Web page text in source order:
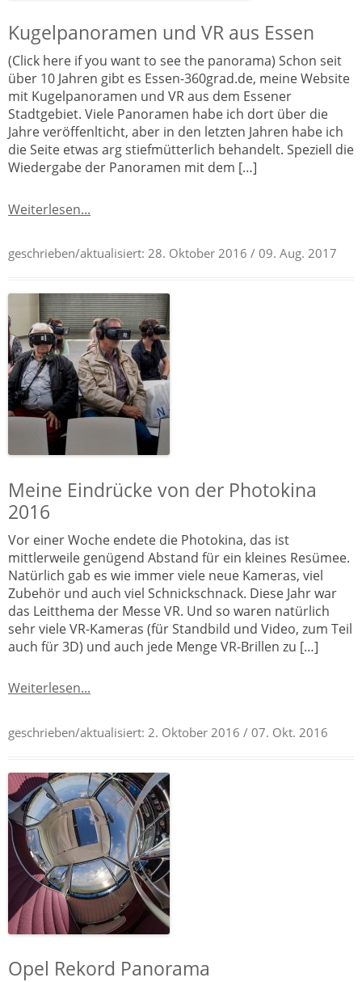
Kugelpanoramen und VR aus Essen
(Click here if you want to see the panorama) Schon seit
über 10 Jahren gibt es Essen-360grad.de, meine Website
mit Kugelpanoramen und VR aus dem Essener
Stadtgebiet. Viele Panoramen habe ich dort über die
Jahre veröffenlticht, aber in den letzten Jahren habe ich
die Seite etwas arg stiefmütterlich behandelt. Speziell die
Wiedergabe der Panoramen mit dem […]
Weiterlesen...
geschrieben/aktualisiert: 28. Oktober 2016 / 09. Aug. 2017
Meine Eindrücke von der Photokina
2016
Vor einer Woche endete die Photokina, das ist
mittlerweile genügend Abstand für ein kleines Resümee.
Natürlich gab es wie immer viele neue Kameras, viel
Zubehör und auch viel Schnickschnack. Diese Jahr war
das Leitthema der Messe VR. Und so waren natürlich
sehr viele VR-Kameras (für Standbild und Video, zum Teil
auch für 3D) und auch jede Menge VR-Brillen zu […]
Weiterlesen...
geschrieben/aktualisiert: 2. Oktober 2016 / 07. Okt. 2016
Opel Rekord Panorama